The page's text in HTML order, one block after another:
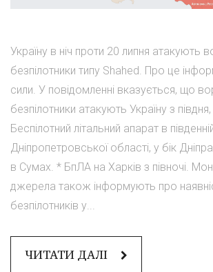
Україну в ніч проти 20 липня атакують
безпілотники типу Shahed. Про це
сили. У повідомленні вказується, що
безпілотники атакують Україну з півдня,
Беспілотний літальний апарат в
Дніпропетровської області, у бік
в Сумах. * БпЛА на Харків з півночі.
джерела також інформують про
безпілотників у...
ЧИТАТИ ДАЛІ